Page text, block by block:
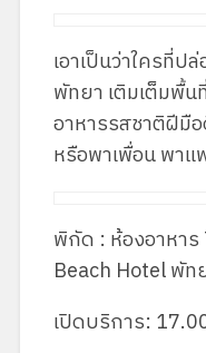
เอาเป็นว่าใครที่ป
พัทยา เติมเต็มพื้
อาหารรสชาติฝีมื
หรือพาเพื่อน พา
พิกัด : ห้องอาหาร
Beach Hotel พัท
เปิดบริการ: